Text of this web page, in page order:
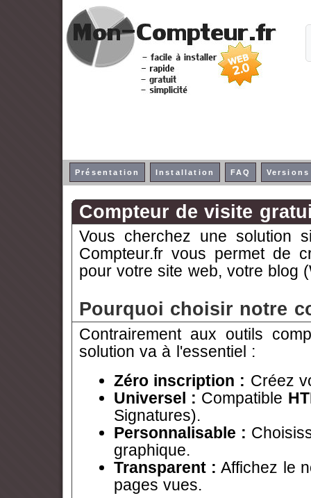
Présentation Installation FAQ Versions
Compteur de visite
Vous cherchez une solution
Compteur.fr vous permet de
pour votre site web, votre blog
Pourquoi choisir notre
Contrairement aux outils
solution va à l'essentiel :
Zéro inscription : Créez
Universel : Compatible
Signatures).
Personnalisable :
graphique.
Transparent : Affichez le
pages vues.